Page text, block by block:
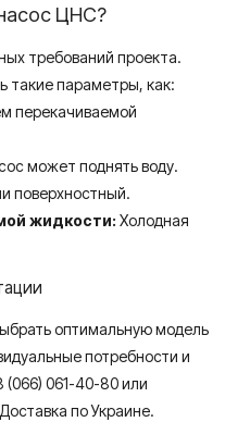
ЦНС?
требований проекта.
такие параметры, как:
перекачиваемой
может поднять воду.
поверхностный.
жидкости: Холодная
оптимальную модель
потребности и
061-40-80 или
по Украине.